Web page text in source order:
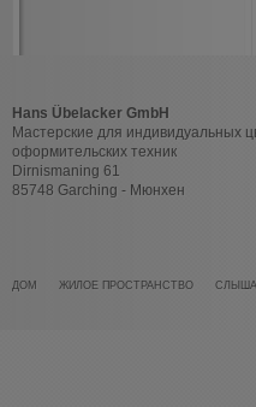
Hans Übelacker GmbH
Мастерские для индивидуальных
оформительских техник
Dirnismaning 61
85748 Garching - Мюнхен
ДОМ ЖИЛОЕ ПРОСТРАНСТВО